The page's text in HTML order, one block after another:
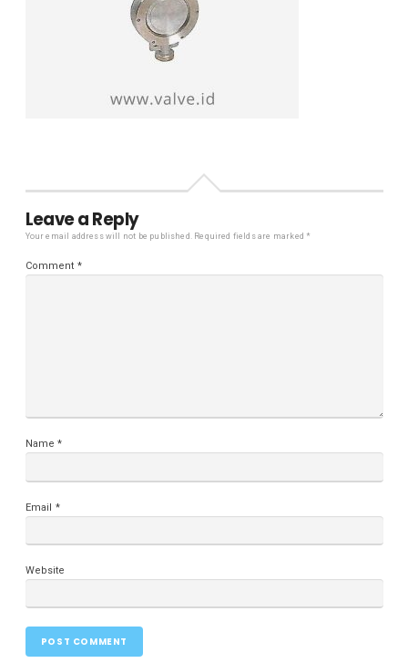
Leave a Reply
Your email address will not be published. Required fields are marked*
Comment *
Name*
Email *
Website